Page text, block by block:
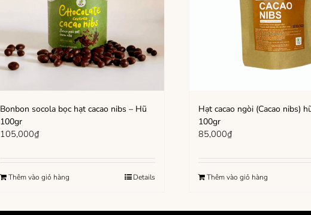
Bonbon socola bọc hạt cacao nibs – Hũ
100gr
105,000₫
Thêm vào giỏ hàng Details
Hạt cacao ngòi (Cacao nibs)
100gr
85,000₫
Thêm vào giỏ hàng